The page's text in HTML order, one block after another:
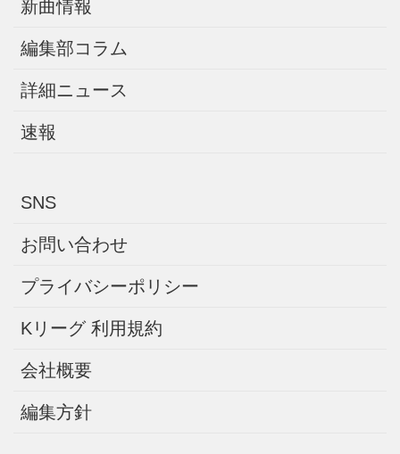
新曲情報
編集部コラム
詳細ニュース
速報
SNS
お問い合わせ
プライバシーポリシー
Kリーグ 利用規約
会社概要
編集方針